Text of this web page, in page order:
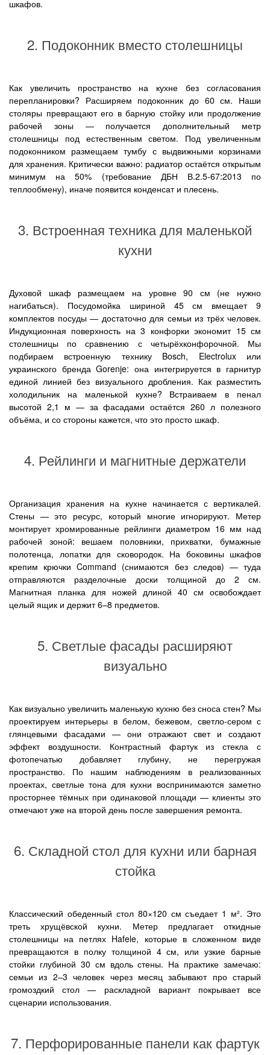
шкафов.
2. Подоконник вместо столешницы
Как увеличить пространство на кухне без согласования
перепланировки? Расширяем подоконник до 60 см. Наши
столяры превращают его в барную стойку или продолжение
рабочей зоны — получается дополнительный метр
столешницы под естественным светом. Под увеличенным
подоконником размещаем тумбу с выдвижными корзинами
для хранения. Критически важно: радиатор остаётся открытым
минимум на 50% (требование ДБН В.2.5-67:2013 по
теплообмену), иначе появится конденсат и плесень.
3. Встроенная техника для маленькой
кухни
Духовой шкаф размещаем на уровне 90 см (не нужно
нагибаться). Посудомойка шириной 45 см вмещает 9
комплектов посуды — достаточно для семьи из трёх человек.
Индукционная поверхность на 3 конфорки экономит 15 см
столешницы по сравнению с четырёхконфорочной. Мы
подбираем встроенную технику Bosch, Electrolux или
украинского бренда Gorenje: она интегрируется в гарнитур
единой линией без визуального дробления. Как разместить
холодильник на маленькой кухне? Встраиваем в пенал
высотой 2,1 м — за фасадами остаётся 260 л полезного
объёма, и со стороны кажется, что это просто шкаф.
4. Рейлинги и магнитные держатели
Организация хранения на кухне начинается с вертикалей.
Стены — это ресурс, который многие игнорируют. Метер
монтирует хромированные рейлинги диаметром 16 мм над
рабочей зоной: вешаем половники, прихватки, бумажные
полотенца, лопатки для сковородок. На боковины шкафов
крепим крючки Command (снимаются без следов) — туда
отправляются разделочные доски толщиной до 2 см.
Магнитная планка для ножей длиной 40 см освобождает
целый ящик и держит 6–8 предметов.
5. Светлые фасады расширяют
визуально
Как визуально увеличить маленькую кухню без сноса стен? Мы
проектируем интерьеры в белом, бежевом, светло-сером с
глянцевыми фасадами — они отражают свет и создают
эффект воздушности. Контрастный фартук из стекла с
фотопечатью добавляет глубину, не перегружая
пространство. По нашим наблюдениям в реализованных
проектах, светлые тона для кухни воспринимаются заметно
просторнее тёмных при одинаковой площади — клиенты это
отмечают уже на второй день после завершения ремонта.
6. Складной стол для кухни или барная
стойка
Классический обеденный стол 80×120 см съедает 1 м². Это
треть хрущёвской кухни. Метер предлагает откидные
столешницы на петлях Hafele, которые в сложенном виде
превращаются в полку толщиной 4 см, или узкие барные
стойки глубиной 30 см вдоль стены. На практике замечаю:
семьи из 2–3 человек через месяц забывают про старый
громоздкий стол — раскладной вариант покрывает все
сценарии использования.
7. Перфорированные панели как фартук